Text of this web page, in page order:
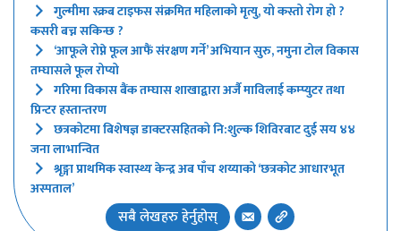
गुल्मीमा स्क्रब टाइफस संक्रमित महिलाको मृत्यु, यो कस्तो रोग हो ?
कसरी बच्न सकिन्छ ?
‘आफूले रोप्ने फूल आफैं संरक्षण गर्ने’ अभियान सुरु, नमुना टोल विकास
तम्घासले फूल रोप्यो
गरिमा विकास बैंक तम्घास शाखाद्वारा अर्जै माविलाई कम्प्युटर तथा
प्रिन्टर हस्तान्तरण
छत्रकोटमा बिशेषज्ञ डाक्टरसहितको नि:शुल्क शिविरबाट दुई सय ४४
जना लाभान्वित
श्रृङ्गा प्राथमिक स्वास्थ्य केन्द्र अब पाँच शय्याको ‘छत्रकोट आधारभूत
अस्पताल’
सबै लेखहरु हेर्नुहोस्